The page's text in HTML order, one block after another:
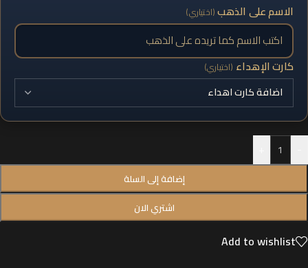
الاسم على الذهب(اختياري)
كارت الإهداء (اختياري)
إضافة إلى السلة
اشتري الان
Add to wishlist